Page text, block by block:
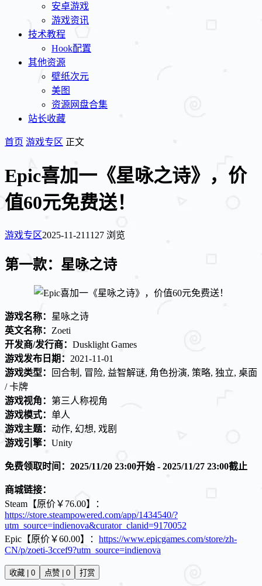
安卓游戏
游戏资讯
技术教程
Hook配置
其他资源
壁纸次元
美图
资源网盘合集
站长收藏
首页 游戏专区 正文
Epic喜加一《星咏之诗》，价
值60元免费送！
游戏专区2025-11-21 1127 浏览
第一款：星咏之诗
游戏名称： 星咏之诗
英文名称： Zoeti
开发商/发行商： Dusklight Games
游戏发布日期： 2021-11-01
游戏类型：
回合制, 冒险, 益智解谜, 角色扮演, 策略, 独立, 桌面
/ 卡牌
游戏视角： 第三人称视角
游戏模式： 单人
游戏主题： 动作, 幻想, 戏剧
游戏引擎： Unity
免费领取时间：2025/11/20 23:00开始 - 2025/11/27 23:00截止
商城链接：
Steam【原价￥76.00】：
https://store.steampowered.com/app/1434540/?
utm_source=indienova&curator_clanid=9170052
Epic【原价￥60.00】： https://www.epicgames.com/store/zh-
CN/p/zoeti-3ccef9?utm_source=indienova
收藏 | 0 点赞 | 0 打赏